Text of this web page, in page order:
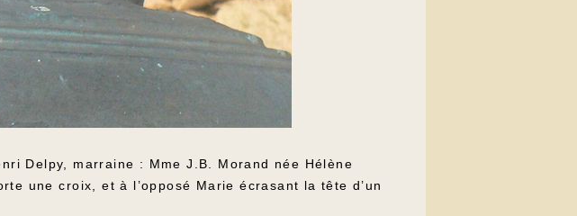
Delpy, marraine : Mme J.B. Morand née Hélène
une croix, et à l’opposé Marie écrasant la tête d’un